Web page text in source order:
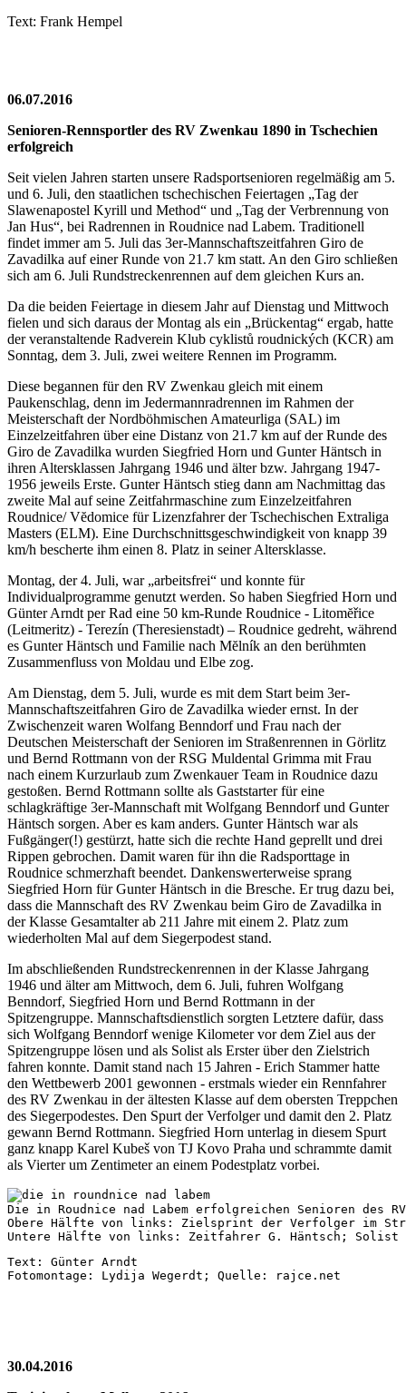
Text: Frank Hempel
06.07.2016
Senioren-Rennsportler des RV Zwenkau 1890 in Tschechien
erfolgreich
Seit vielen Jahren starten unsere Radsportsenioren regelmäßig am 5.
und 6. Juli, den staatlichen tschechischen Feiertagen „Tag der
Slawenapostel Kyrill und Method“ und „Tag der Verbrennung von
Jan Hus“, bei Radrennen in Roudnice nad Labem. Traditionell
findet immer am 5. Juli das 3er-Mannschaftszeitfahren Giro de
Zavadilka auf einer Runde von 21.7 km statt. An den Giro schließen
sich am 6. Juli Rundstreckenrennen auf dem gleichen Kurs an.
Da die beiden Feiertage in diesem Jahr auf Dienstag und Mittwoch
fielen und sich daraus der Montag als ein „Brückentag“ ergab, hatte
der veranstaltende Radverein Klub cyklistů roudnických (KCR) am
Sonntag, dem 3. Juli, zwei weitere Rennen im Programm.
Diese begannen für den RV Zwenkau gleich mit einem
Paukenschlag, denn im Jedermannradrennen im Rahmen der
Meisterschaft der Nordböhmischen Amateurliga (SAL) im
Einzelzeitfahren über eine Distanz von 21.7 km auf der Runde des
Giro de Zavadilka wurden Siegfried Horn und Gunter Häntsch in
ihren Altersklassen Jahrgang 1946 und älter bzw. Jahrgang 1947-
1956 jeweils Erste. Gunter Häntsch stieg dann am Nachmittag das
zweite Mal auf seine Zeitfahrmaschine zum Einzelzeitfahren
Roudnice/ Vĕdomice für Lizenzfahrer der Tschechischen Extraliga
Masters (ELM). Eine Durchschnittsgeschwindigkeit von knapp 39
km/h bescherte ihm einen 8. Platz in seiner Altersklasse.
Montag, der 4. Juli, war „arbeitsfrei“ und konnte für
Individualprogramme genutzt werden. So haben Siegfried Horn und
Günter Arndt per Rad eine 50 km-Runde Roudnice - Litomĕřice
(Leitmeritz) - Terezín (Theresienstadt) – Roudnice gedreht, während
es Gunter Häntsch und Familie nach Mĕlník an den berühmten
Zusammenfluss von Moldau und Elbe zog.
Am Dienstag, dem 5. Juli, wurde es mit dem Start beim 3er-
Mannschaftszeitfahren Giro de Zavadilka wieder ernst. In der
Zwischenzeit waren Wolfang Benndorf und Frau nach der
Deutschen Meisterschaft der Senioren im Straßenrennen in Görlitz
und Bernd Rottmann von der RSG Muldental Grimma mit Frau
nach einem Kurzurlaub zum Zwenkauer Team in Roudnice dazu
gestoßen. Bernd Rottmann sollte als Gaststarter für eine
schlagkräftige 3er-Mannschaft mit Wolfgang Benndorf und Gunter
Häntsch sorgen. Aber es kam anders. Gunter Häntsch war als
Fußgänger(!) gestürzt, hatte sich die rechte Hand geprellt und drei
Rippen gebrochen. Damit waren für ihn die Radsporttage in
Roudnice schmerzhaft beendet. Dankenswerterweise sprang
Siegfried Horn für Gunter Häntsch in die Bresche. Er trug dazu bei,
dass die Mannschaft des RV Zwenkau beim Giro de Zavadilka in
der Klasse Gesamtalter ab 211 Jahre mit einem 2. Platz zum
wiederholten Mal auf dem Siegerpodest stand.
Im abschließenden Rundstreckenrennen in der Klasse Jahrgang
1946 und älter am Mittwoch, dem 6. Juli, fuhren Wolfgang
Benndorf, Siegfried Horn und Bernd Rottmann in der
Spitzengruppe. Mannschaftsdienstlich sorgten Letztere dafür, dass
sich Wolfgang Benndorf wenige Kilometer vor dem Ziel aus der
Spitzengruppe lösen und als Solist als Erster über den Zielstrich
fahren konnte. Damit stand nach 15 Jahren - Erich Stammer hatte
den Wettbewerb 2001 gewonnen - erstmals wieder ein Rennfahrer
des RV Zwenkau in der ältesten Klasse auf dem obersten Treppchen
des Siegerpodestes. Den Spurt der Verfolger und damit den 2. Platz
gewann Bernd Rottmann. Siegfried Horn unterlag in diesem Spurt
ganz knapp Karel Kubeš von TJ Kovo Praha und schrammte damit
als Vierter um Zentimeter an einem Podestplatz vorbei.
Die in Roudnice nad Labem erfolgreichen Senioren des RV
Obere Hälfte von links: Zielsprint der Verfolger im
Untere Hälfte von links: Zeitfahrer G. Häntsch; Solist
Text: Günter Arndt
Fotomontage: Lydija Wegerdt; Quelle: rajce.net
30.04.2016